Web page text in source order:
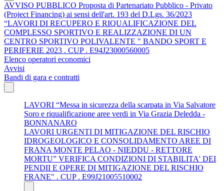
AVVISO PUBBLICO Proposta di Partenariato Pubblico - Privato
(Project Financing) ai sensi dell'art. 193 del D.Lgs. 36/2023
“LAVORI DI RECUPERO E RIQUALIFICAZIONE DEL
COMPLESSO SPORTIVO E REALIZZAZIONE DI UN
CENTRO SPORTIVO POLIVALENTE " BANDO SPORT E
PERIFERIE 2023 . CUP . E94J23000560005
Elenco operatori economici
Avvisi
Bandi di gara e contratti
LAVORI “Messa in sicurezza della scarpata in Via Salvatore
Soro e riqualificazione aree verdi in Via Grazia Deledda -
BONNANARO
LAVORI URGENTI DI MITIGAZIONE DEL RISCHIO
IDROGEOLOGICO E CONSOLIDAMENTO AREE DI
FRANA MONTE PELAO - NIEDDU - RETTORE
MORTU” VERIFICA CONDIZIONI DI STABILITA' DEI
PENDII E OPERE DI MITIGAZIONE DEL RISCHIO
FRANE" . CUP . E99J21005510002